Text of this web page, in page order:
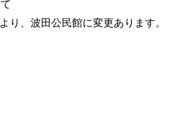
り、波田公民館に変更あります。